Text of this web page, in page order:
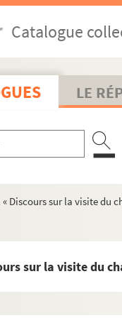
Catalogue
LE
« Discours sur la visite du
sur la visite du
des diverses pièces
pape Martin IV
de l'Antiphonaire et des
du pape Jean XXIII
de sauvegarde
entre le bailliage de
appartenant à Nicolas
de la foresterie de